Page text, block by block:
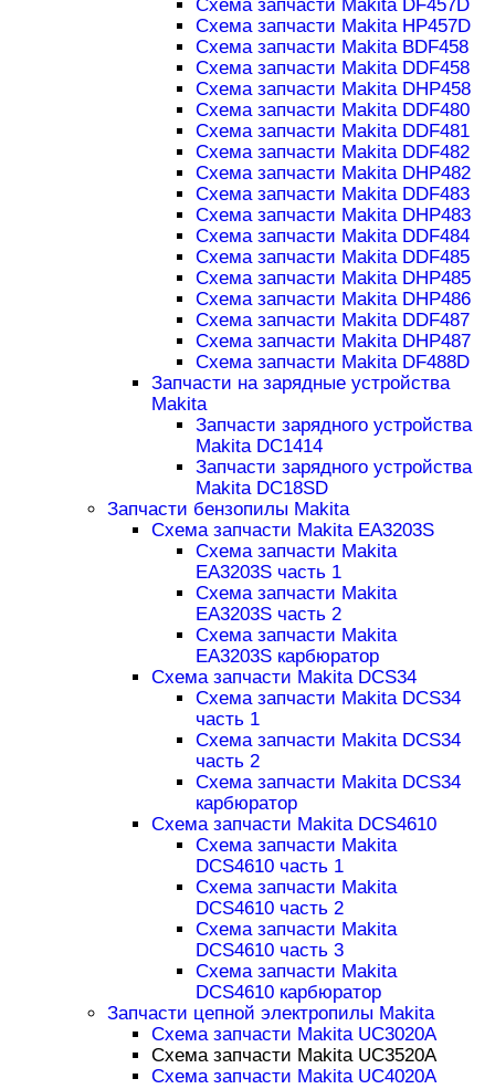
Схема запчасти Makita DF457D
Схема запчасти Makita HP457D
Схема запчасти Makita BDF458
Схема запчасти Makita DDF458
Схема запчасти Makita DHP458
Схема запчасти Makita DDF480
Схема запчасти Makita DDF481
Схема запчасти Makita DDF482
Схема запчасти Makita DHP482
Схема запчасти Makita DDF483
Схема запчасти Makita DHP483
Схема запчасти Makita DDF484
Схема запчасти Makita DDF485
Схема запчасти Makita DHP485
Схема запчасти Makita DHP486
Схема запчасти Makita DDF487
Схема запчасти Makita DHP487
Схема запчасти Makita DF488D
Запчасти на зарядные устройства
Makita
Запчасти зарядного устройства
Makita DC1414
Запчасти зарядного устройства
Makita DC18SD
Запчасти бензопилы Makita
Схема запчасти Makita EA3203S
Схема запчасти Makita
EA3203S часть 1
Схема запчасти Makita
EA3203S часть 2
Схема запчасти Makita
EA3203S карбюратор
Схема запчасти Makita DCS34
Схема запчасти Makita DCS34
часть 1
Схема запчасти Makita DCS34
часть 2
Схема запчасти Makita DCS34
карбюратор
Схема запчасти Makita DCS4610
Схема запчасти Makita
DCS4610 часть 1
Схема запчасти Makita
DCS4610 часть 2
Схема запчасти Makita
DCS4610 часть 3
Схема запчасти Makita
DCS4610 карбюратор
Запчасти цепной электропилы Makita
Схема запчасти Makita UC3020A
Схема запчасти Makita UC3520A
Схема запчасти Makita UC4020A